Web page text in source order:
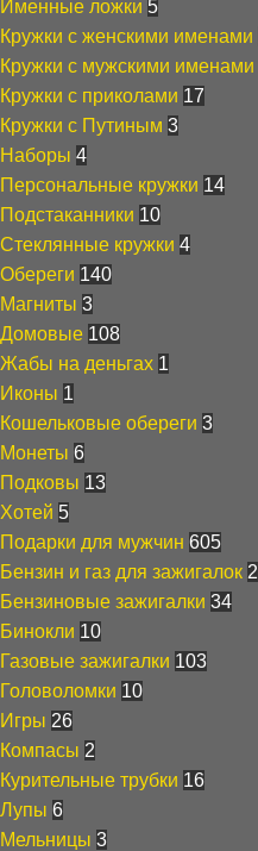
Именные ложки 5
Кружки с женскими именами
Кружки с мужскими именами
Кружки с приколами 17
Кружки с Путиным 3
Наборы 4
Персональные кружки 14
Подстаканники 10
Стеклянные кружки 4
Обереги 140
Магниты 3
Домовые 108
Жабы на деньгах 1
Иконы 1
Кошельковые обереги 3
Монеты 6
Подковы 13
Хотей 5
Подарки для мужчин 605
Бензин и газ для зажигалок 2
Бензиновые зажигалки 34
Бинокли 10
Газовые зажигалки 103
Головоломки 10
Игры 26
Компасы 2
Курительные трубки 16
Лупы 6
Мельницы 3